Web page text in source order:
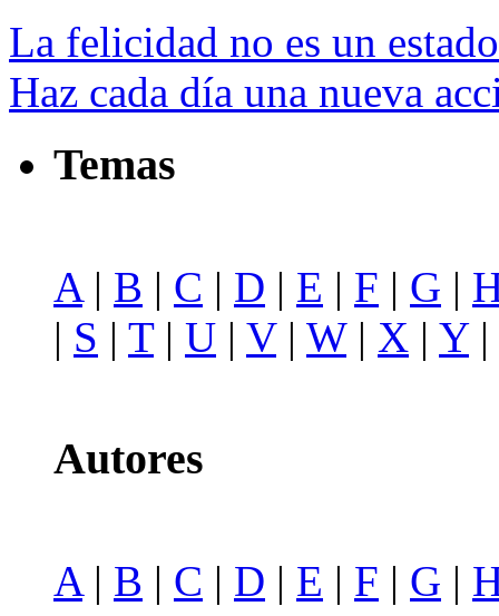
La felicidad no es un
Haz cada día una nueva
Temas
A | B | C | D | E | F | G |
| S | T| U | V| W| X | Y|
Autores
A| B | C | D | E | F | G |